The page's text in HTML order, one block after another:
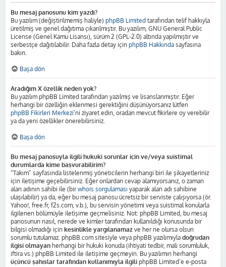
Bu mesaj panosunu kim yazdı?
Bu yazılım (değiştirilmemiş haliyle) phpBB Limited tarafından telif hakkıyla
üretilmiş ve genel dağıtıma çıkarılmıştır. Bu yazılım, GNU General Public
License (Genel Kamu Lisansı), sürüm 2 (GPL-2.0) altında yapılmıştır ve
serbestçe dağıtılabilir. Daha fazla detay için phpBB Hakkında sayfasına
bakın.
Başa dön
Aradığım X özellik neden yok?
Bu yazılım phpBB Limited tarafından yazılmış ve lisanslanmıştır. Eğer
herhangi bir özelliğin eklenmesi gerektiğini düşünüyorsanız lütfen
phpBB Fikirleri Merkezi’ni ziyaret edin, oradan mevcut fikirlere oy verebilir
ya da yeni özellikler önerebilirsiniz.
Başa dön
Bu mesaj panosuyla ilgili hukuki sorunlar için ve/veya suistimal
durumlarda kime başvurabilirim?
“Takım” sayfasında listelenmiş yöneticilerin herhangi biri ile şikayetleriniz
için iletişime geçebilirsiniz. Eğer onlardan cevap alamıyorsanız, o zaman
alan adının sahibi ile (birwhois sorgulaması yaparak alan adı sahibine
ulaşılabilir) ya da, eğer bu mesaj panosu ücretsiz bir serviste çalışıyorsa (ör.
Yahoo!, free.fr, f2s.com, v.b.), bu servisin yönetimi veya suistimal konularla
ilgilenen bölümüyle iletişime geçmelisiniz. Not: phpBB Limited, bu mesaj
panosunun nasıl, nerede ve kimler tarafından kullanıldığı konusunda bir
bilgisi olmadığı için kesinlikle yargılanamaz ve her ne olursa olsun
sorumlu tutulamaz. phpBB.com sitesiyle veya phpBB yazılımıyla doğrudan
ilgisi olmayan herhangi bir hukuki konuda (ihtiyati tedbir, mali sorumluluk,
iftira vs.) phpBB Limited ile iletişime geçmeyin. Bu yazılımın herhangi
üçüncü şahıslar tarafından kullanımıyla ilgili phpBB Limited’e e-posta